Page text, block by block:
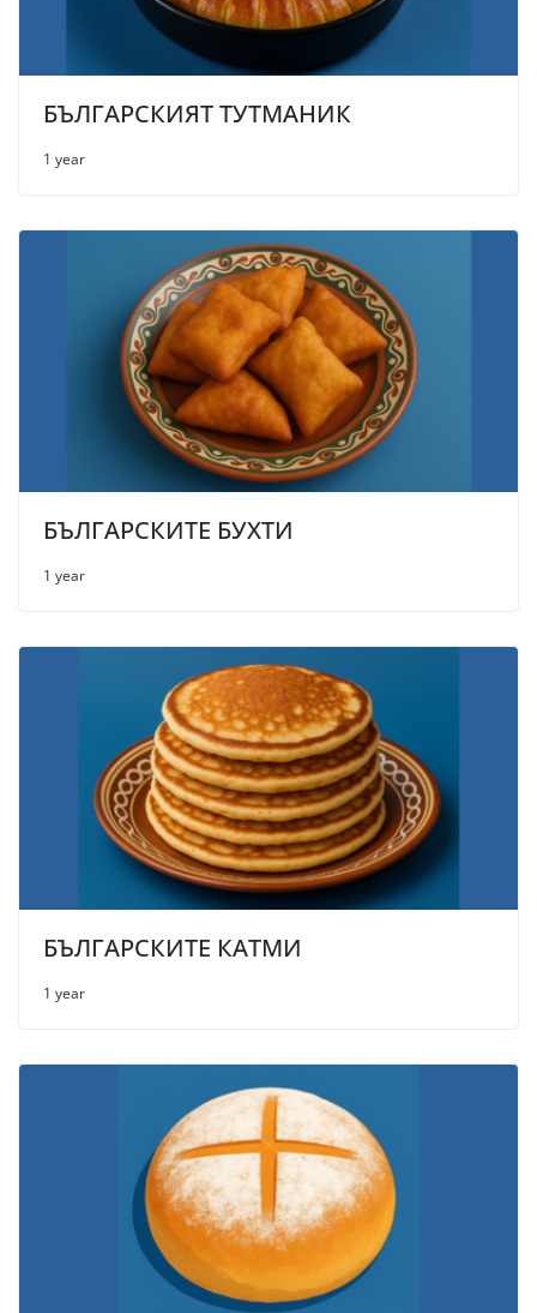
БЪЛГАРСКИЯТ ТУТМАНИК
1 year
БЪЛГАРСКИТЕ БУХТИ
1 year
БЪЛГАРСКИТЕ КАТМИ
1 year